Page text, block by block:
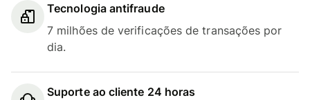
Tecnologia antifraude
7 milhões de verificações de transações por
dia.
Suporte ao cliente 24 horas